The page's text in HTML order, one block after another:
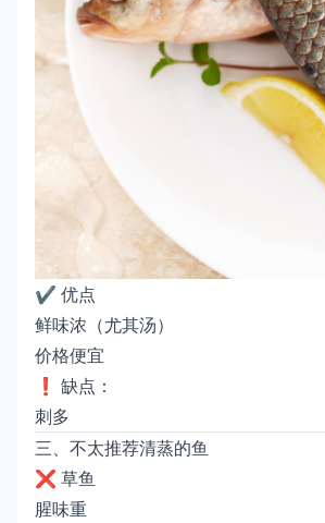
✔️ 优点
鲜味浓（尤其汤）
价格便宜
❗ 缺点：
刺多
三、不太推荐清蒸的鱼
❌ 草鱼
腥味重